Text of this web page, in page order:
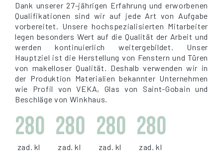
Dank unserer 27-jährigen Erfahrung und erworbenen
Qualifikationen sind wir auf jede Art von Aufgabe
vorbereitet. Unsere hochspezialisierten Mitarbeiter
legen besonders Wert auf die Qualität der Arbeit und
werden kontinuierlich weitergebildet. Unser
Hauptziel ist die Herstellung von Fenstern und Türen
von makelloser Qualität. Deshalb verwenden wir in
der Produktion Materialien bekannter Unternehmen
wie Profil von VEKA, Glas von Saint-Gobain und
Beschläge von Winkhaus.
280
zad. kl
280
zad. kl
280
zad. kl
280
zad. kl